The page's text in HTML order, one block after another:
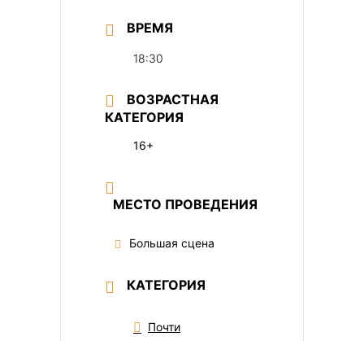
ВРЕМЯ
18:30
ВОЗРАСТНАЯ
КАТЕГОРИЯ
16+
МЕСТО ПРОВЕДЕНИЯ
Большая сцена
КАТЕГОРИЯ
Почти